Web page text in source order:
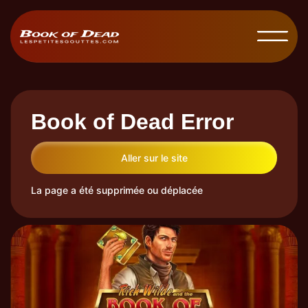
Book of Dead Error
La page a été supprimée ou déplacée
Aller sur le site